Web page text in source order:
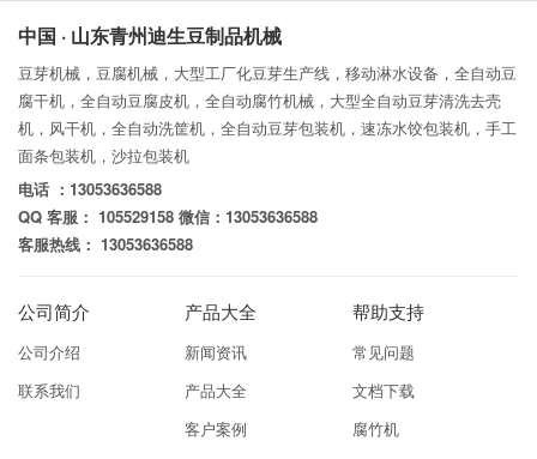
中国 · 山东青州迪生豆制品机械
豆芽机械，豆腐机械，大型工厂化豆芽生产线，移动淋水设备，全自动豆
腐干机，全自动豆腐皮机，全自动腐竹机械，大型全自动豆芽清洗去壳
机，风干机，全自动洗筐机，全自动豆芽包装机，速冻水饺包装机，手工
面条包装机，沙拉包装机
电话 ：13053636588
QQ 客服： 105529158 微信：13053636588
客服热线： 13053636588
公司简介
公司介绍
联系我们
产品大全
新闻资讯
产品大全
客户案例
帮助支持
常见问题
文档下载
腐竹机